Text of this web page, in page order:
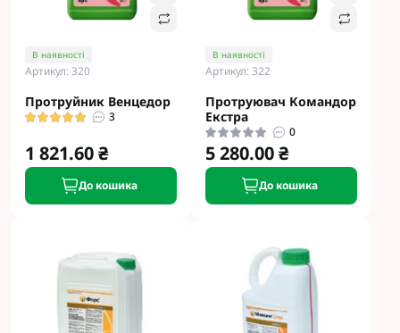
В наявності
Артикул: 320
Протруйник Венцедор
3
1 821.60 ₴
До кошика
В наявності
Артикул: 322
Протруювач Командор
Екстра
0
5 280.00 ₴
До кошика